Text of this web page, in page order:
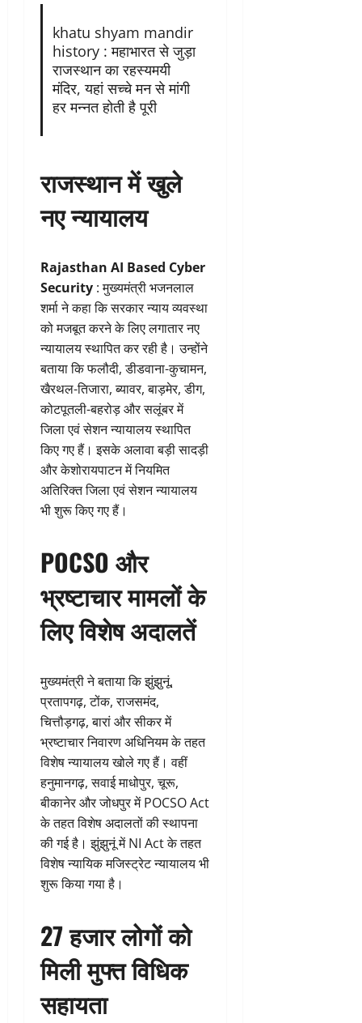
khatu shyam mandir
history : महाभारत से जुड़ा
राजस्थान का रहस्यमयी
मंदिर, यहां सच्चे मन से मांगी
हर मन्नत होती है पूरी
राजस्थान में खुले
नए न्यायालय
Rajasthan AI Based Cyber
Security : मुख्यमंत्री भजनलाल
शर्मा ने कहा कि सरकार न्याय व्यवस्था
को मजबूत करने के लिए लगातार नए
न्यायालय स्थापित कर रही है। उन्होंने
बताया कि फलौदी, डीडवाना-कुचामन,
खैरथल-तिजारा, ब्यावर, बाड़मेर, डीग,
कोटपूतली-बहरोड़ और सलूंबर में
जिला एवं सेशन न्यायालय स्थापित
किए गए हैं। इसके अलावा बड़ी सादड़ी
और केशोरायपाटन में नियमित
अतिरिक्त जिला एवं सेशन न्यायालय
भी शुरू किए गए हैं।
POCSO और
भ्रष्टाचार मामलों के
लिए विशेष अदालतें
मुख्यमंत्री ने बताया कि झुंझुनूं,
प्रतापगढ़, टोंक, राजसमंद,
चित्तौड़गढ़, बारां और सीकर में
भ्रष्टाचार निवारण अधिनियम के तहत
विशेष न्यायालय खोले गए हैं। वहीं
हनुमानगढ़, सवाई माधोपुर, चूरू,
बीकानेर और जोधपुर में POCSO Act
के तहत विशेष अदालतों की स्थापना
की गई है। झुंझुनूं में NI Act के तहत
विशेष न्यायिक मजिस्ट्रेट न्यायालय भी
शुरू किया गया है।
27 हजार लोगों को
मिली मुफ्त विधिक
सहायता